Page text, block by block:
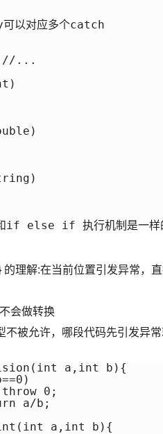
以对应多个catch
else_if 执行机制是一样的
理解:在当前位置引发异常，
会做转换
不被允许，哪段代码先引发异
a,int b){
throw 0;
a/b;
a,int b){